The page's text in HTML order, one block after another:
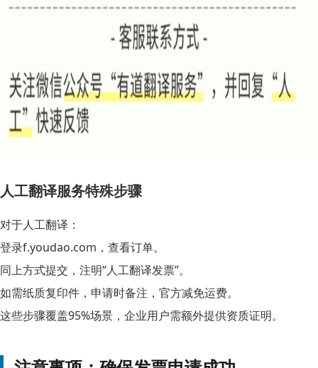
人工翻译服务特殊步骤
对于人工翻译：
登录f.youdao.com，查看订单。
同上方式提交，注明“人工翻译发票”。
如需纸质复印件，申请时备注，官方减免运费。
这些步骤覆盖95%场景，企业用户需额外提供资质证明。